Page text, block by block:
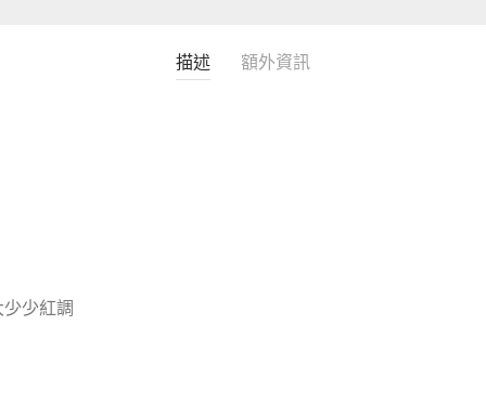
描述 額外資訊
少紅調